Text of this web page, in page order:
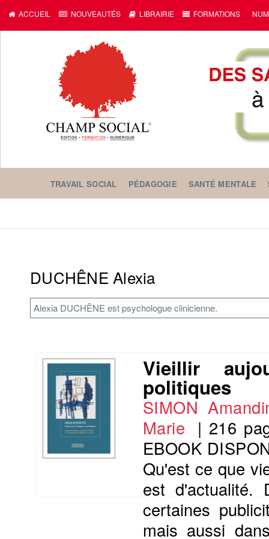
ACCUEIL NOUVEAUTÉS LIBRAIRIE FORMATIONS
TRAVAIL SOCIAL PÉDAGOGIE SANTÉ MENTALE
DUCHÊNE Alexia
Alexia DUCHÊNE est psychologue clinicienne.
Vieillir
politiques
SIMON
Marie
| 216
EBOOK
Qu'est ce que
est d'actualité.
certaines
mais aussi